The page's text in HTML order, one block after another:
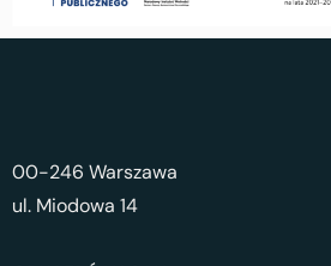
00-246 Warszawa
ul. Miodowa 14